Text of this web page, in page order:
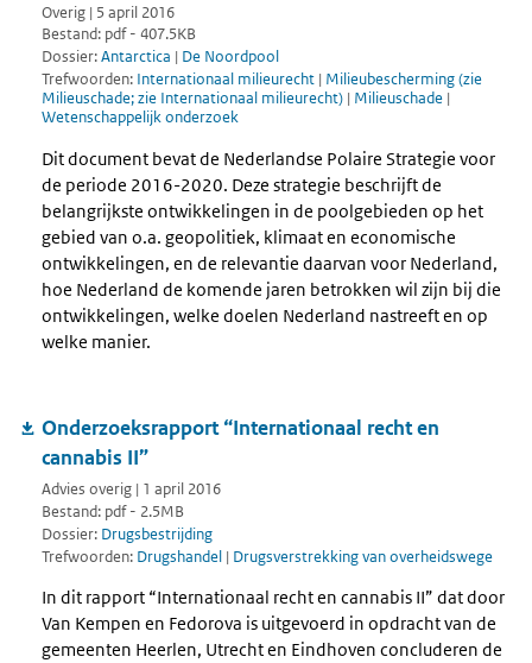
Overig | 5 april 2016
Bestand: pdf - 407.5KB
Dossier:Antarctica | De Noordpool
Trefwoorden: Internationaal milieurecht | Milieubescherming (zie
Milieuschade; zie Internationaal milieurecht) | Milieuschade |
Wetenschappelijk onderzoek
Dit document bevat de Nederlandse Polaire Strategie voor
de periode 2016-2020. Deze strategie beschrijft de
belangrijkste ontwikkelingen in de poolgebieden op het
gebied van o.a. geopolitiek, klimaat en economische
ontwikkelingen, en de relevantie daarvan voor Nederland,
hoe Nederland de komende jaren betrokken wil zijn bij die
ontwikkelingen, welke doelen Nederland nastreeft en op
welke manier.
Onderzoeksrapport “Internationaal recht en
cannabis II”
Advies overig | 1 april 2016
Bestand: pdf - 2.5MB
Dossier: Drugsbestrijding
Trefwoorden: Drugshandel | Drugsverstrekking van overheidswege
In dit rapport “Internationaal recht en cannabis II” dat door
Van Kempen en Fedorova is uitgevoerd in opdracht van de
gemeenten Heerlen, Utrecht en Eindhoven concluderen de